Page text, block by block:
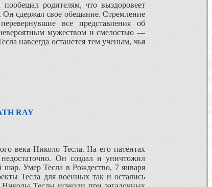
родителям, что выздоровеет
Он сдержал свое обещание. Стремление
все представления об
мужеством и смелостью —
навсегда останется тем ученым, чья
RAY
века Николо Тесла. На его патентах
Он создал и уничтожил
шар. Умер Тесла в Рождество, 7 января
Тесла для военных так и остались